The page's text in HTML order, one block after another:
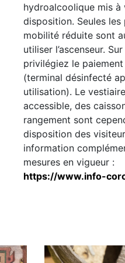
hydroalcoolique mis à
disposition. Seules les
mobilité réduite sont
utiliser l’ascenseur.
privilégiez le
(terminal désinfecté
utilisation). Le
accessible, des
rangement sont
disposition des
information
mesures en vigueur :
https://www.info-